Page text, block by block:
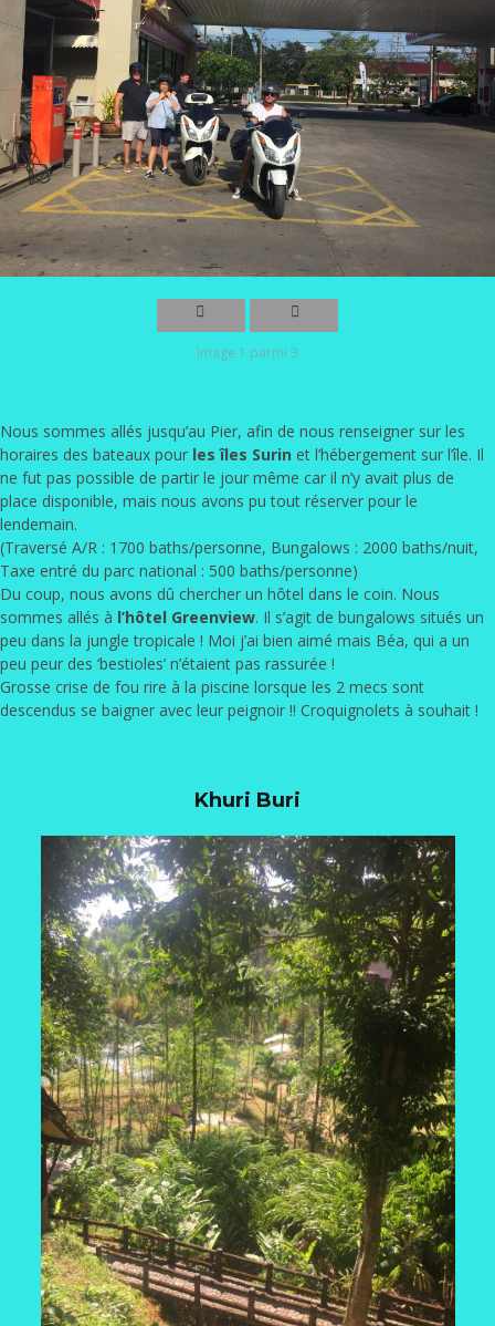
Image 1 parmi 3
Nous sommes allés jusqu’au Pier, afin de nous renseigner sur les
horaires des bateaux pour les îles Surin et l’hébergement sur l’île. Il
ne fut pas possible de partir le jour même car il n’y avait plus de
place disponible, mais nous avons pu tout réserver pour le
lendemain.
(Traversé A/R : 1700 baths/personne, Bungalows : 2000 baths/nuit,
Taxe entré du parc national : 500 baths/personne)
Du coup, nous avons dû chercher un hôtel dans le coin. Nous
sommes allés à l’hôtel Greenview. Il s’agit de bungalows situés un
peu dans la jungle tropicale ! Moi j’ai bien aimé mais Béa, qui a un
peu peur des ‘bestioles’ n’étaient pas rassurée !
Grosse crise de fou rire à la piscine lorsque les 2 mecs sont
descendus se baigner avec leur peignoir !! Croquignolets à souhait !
Khuri Buri